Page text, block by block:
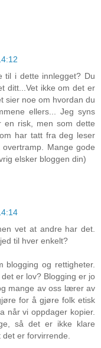
til i dette innlegget? Du
ditt...Vet ikke om det er
sier noe om hvordan du
ellers... Jeg syns
risk, men som dette
har tatt fra deg leser
Mange gode
elsker bloggen din)
vet at andre har det.
til hver enkelt?
blogging og rettigheter.
er lov? Blogging er jo
mange av oss lærer av
for å gjøre folk etisk
når vi oppdager kopier.
så det er ikke klare
det er forvirrende.